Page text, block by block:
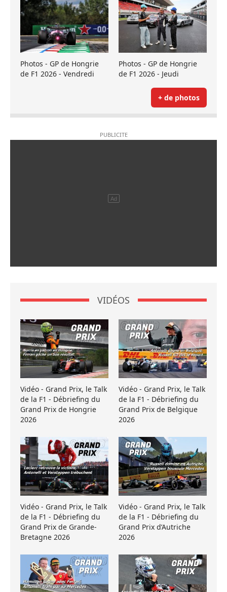
Photos - GP de Hongrie
de F1 2026 - Vendredi
Photos - GP de Hongrie
de F1 2026 - Jeudi
+ de photos
VIDÉOS
Vidéo - Grand Prix, le Talk
de la F1 - Débriefing du
Grand Prix de Hongrie
2026
Vidéo - Grand Prix, le Talk
de la F1 - Débriefing du
Grand Prix de Belgique
2026
Vidéo - Grand Prix, le Talk
de la F1 - Débriefing du
Grand Prix de Grande-
Bretagne 2026
Vidéo - Grand Prix, le Talk
de la F1 - Débriefing du
Grand Prix d’Autriche
2026